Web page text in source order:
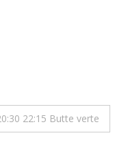
22:15 Butte verte